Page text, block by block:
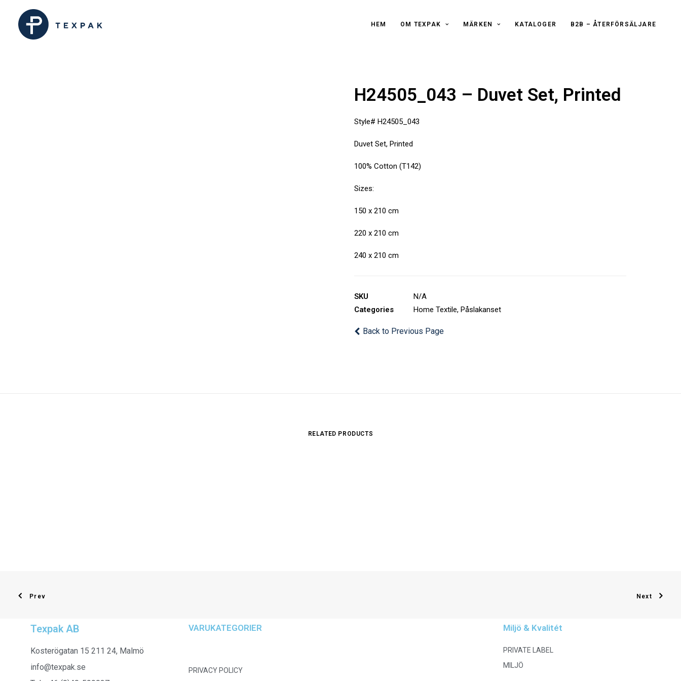
HEM OM TEXPAK MÄRKEN KATALOGER B2B – ÅTERFÖRSÄLJARE
H24505_043 – Duvet Set, Printed
Style# H24505_043
Duvet Set, Printed
100% Cotton (T142)
Sizes:
150 x 210 cm
220 x 210 cm
240 x 210 cm
SKU
N/A
Categories
Home Textile, Påslakanset
Back to Previous Page
RELATED PRODUCTS
Prev Next
Texpak AB
Kosterögatan 15 211 24, Malmö
info@texpak.se
VARUKATEGORIER
PRIVACY POLICY
Miljö & Kvalitét
PRIVATE LABEL
MILJÖ